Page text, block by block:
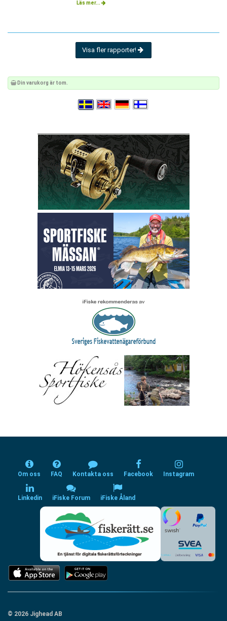
Läs mer...
Visa fler rapporter!
Din varukorg är tom.
Om oss FAQ Kontakta oss Facebook Instagram
Linkedin iFiske Forum iFiske Åland
© 2026 Jighead AB